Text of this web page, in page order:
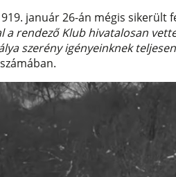
január 26-án mégis
a rendező Klub hivatalosan
szerény igényeinknek